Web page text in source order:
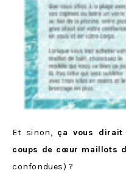
Et sinon, ça vous dirait
coups de cœur maillots
confondues) ?